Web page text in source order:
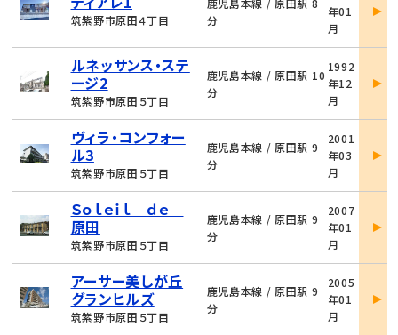
筑紫野市原田４丁目
鹿児島本線 / 原田駅 8
分
年01
月
詳
ルネッサンス・ステ
ージ2
筑紫野市原田５丁目
鹿児島本線 / 原田駅 10
分
1992
年12
月
詳
ヴィラ・コンフォー
ル3
筑紫野市原田５丁目
鹿児島本線 / 原田駅 9
分
2001
年03
月
詳
Ｓｏｌｅｉｌ ｄｅ
原田
筑紫野市原田５丁目
鹿児島本線 / 原田駅 9
分
2007
年01
月
詳
アーサー美しが丘
グランヒルズ
筑紫野市原田５丁目
鹿児島本線 / 原田駅 9
分
2005
年01
月
詳